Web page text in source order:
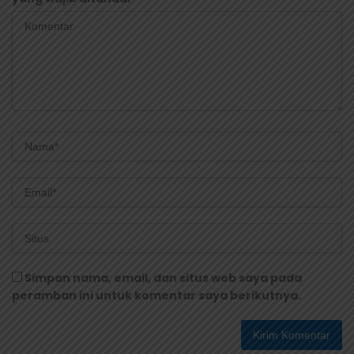
Simpan nama, email, dan situs web saya pada
peramban ini untuk komentar saya berikutnya.